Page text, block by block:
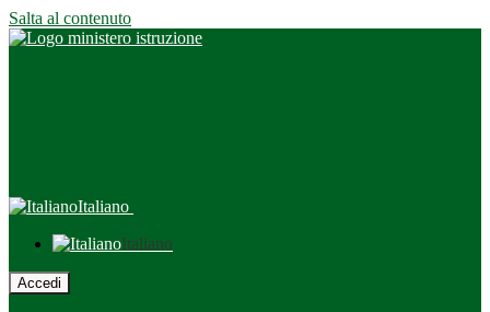
Salta al contenuto
Italiano
Italiano
Accedi